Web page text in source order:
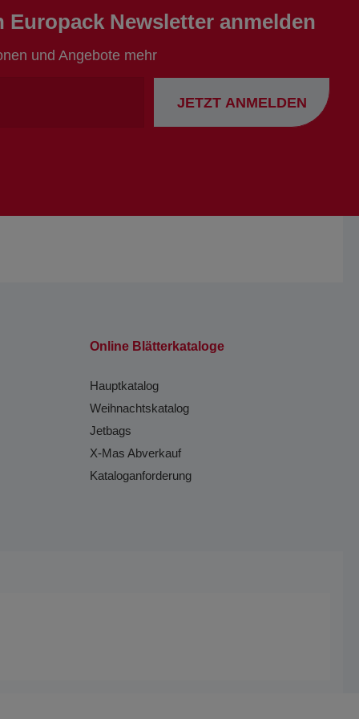
Europack Newsletter anmelden
und Angebote mehr
JETZT ANMELDEN
Online Blätterkataloge
Hauptkatalog
Weihnachtskatalog
Jetbags
X-Mas Abverkauf
Kataloganforderung